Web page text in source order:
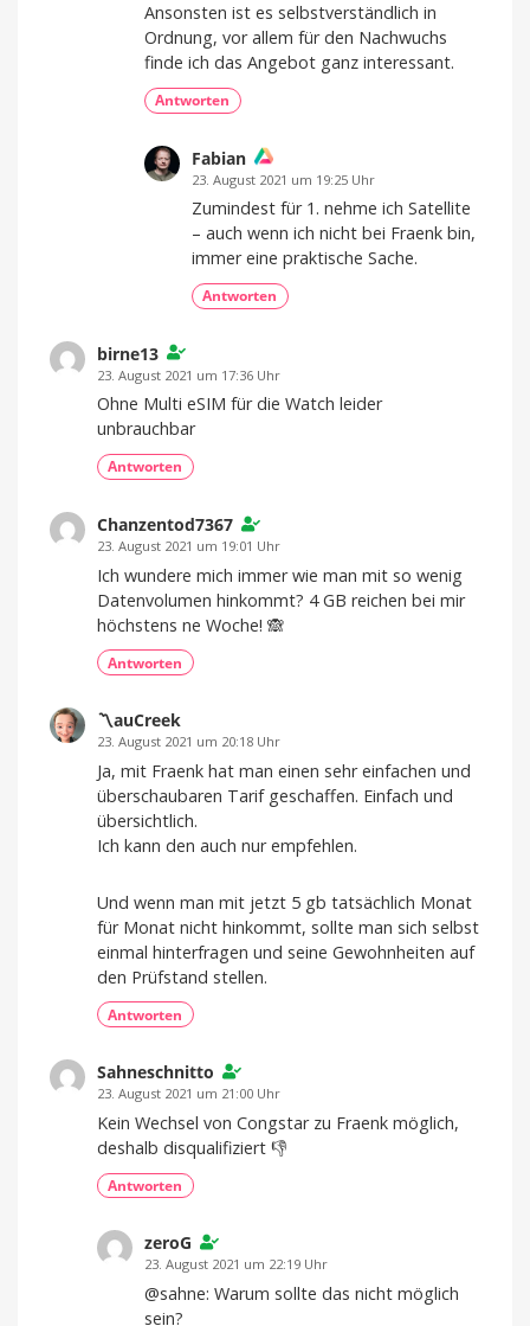
Ansonsten ist es selbstverständlich in
Ordnung, vor allem für den Nachwuchs
finde ich das Angebot ganz interessant.
Antworten
Fabian
23. August 2021 um 19:25 Uhr
Zumindest für 1. nehme ich Satellite
– auch wenn ich nicht bei Fraenk bin,
immer eine praktische Sache.
Antworten
birne13
23. August 2021 um 17:36 Uhr
Ohne Multi eSIM für die Watch leider
unbrauchbar
Antworten
Chanzentod7367
23. August 2021 um 19:01 Uhr
Ich wundere mich immer wie man mit so wenig
Datenvolumen hinkommt? 4 GB reichen bei mir
höchstens ne Woche! 🙈
Antworten
〽️auCreek
23. August 2021 um 20:18 Uhr
Ja, mit Fraenk hat man einen sehr einfachen und
überschaubaren Tarif geschaffen. Einfach und
übersichtlich.
Ich kann den auch nur empfehlen.
Und wenn man mit jetzt 5 gb tatsächlich Monat
für Monat nicht hinkommt, sollte man sich selbst
einmal hinterfragen und seine Gewohnheiten auf
den Prüfstand stellen.
Antworten
Sahneschnitto
23. August 2021 um 21:00 Uhr
Kein Wechsel von Congstar zu Fraenk möglich,
deshalb disqualifiziert 👎
Antworten
zeroG
23. August 2021 um 22:19 Uhr
@sahne: Warum sollte das nicht möglich
sein?